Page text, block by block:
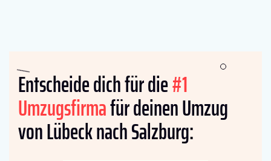
Entscheide dich für die#1
Umzugsfirmafür deinen Umzug
von Lübeck nach Salzburg: